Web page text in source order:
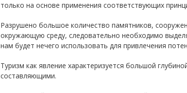
только на основе применения соответствующих
Разрушено большое количество памятников,
окружающую среду, следовательно необходимо
нам будет нечего использовать для привлечения
Туризм как явление характеризуется большой
составляющими.